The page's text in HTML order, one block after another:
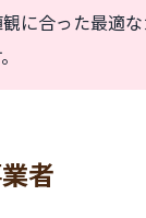
に合った最適
者